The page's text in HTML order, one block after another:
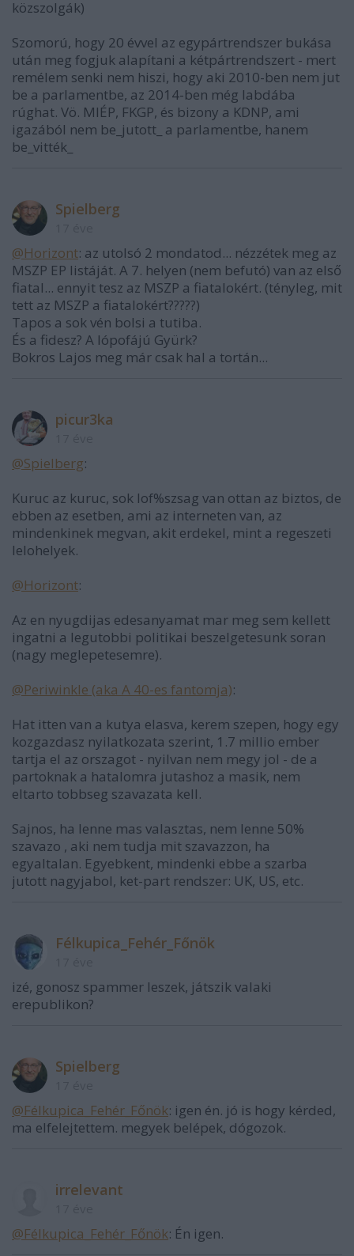
közszolgák)
Szomorú, hogy 20 évvel az egypártrendszer bukása
után meg fogjuk alapítani a kétpártrendszert - mert
remélem senki nem hiszi, hogy aki 2010-ben nem jut
be a parlamentbe, az 2014-ben még labdába
rúghat. Vö. MIÉP, FKGP, és bizony a KDNP, ami
igazából nem be_jutott_ a parlamentbe, hanem
be_vitték_
Spielberg
@Horizont: az utolsó 2 mondatod... nézzétek meg az
MSZP EP listáját. A 7. helyen (nem befutó) van az első
fiatal... ennyit tesz az MSZP a fiatalokért. (tényleg, mit
tett az MSZP a fiatalokért?????)
Tapos a sok vén bolsi a tutiba.
És a fidesz? A lópofájú Gyürk?
Bokros Lajos meg már csak hal a tortán...
picur3ka
@Spielberg:
Kuruc az kuruc, sok lof%szsag van ottan az biztos, de
ebben az esetben, ami az interneten van, az
mindenkinek megvan, akit erdekel, mint a regeszeti
lelohelyek.
@Horizont:
Az en nyugdijas edesanyamat mar meg sem kellett
ingatni a legutobbi politikai beszelgetesunk soran
(nagy meglepetesemre).
@Periwinkle (aka A 40-es fantomja):
Hat itten van a kutya elasva, kerem szepen, hogy egy
kozgazdasz nyilatkozata szerint, 1.7 millio ember
tartja el az orszagot - nyilvan nem megy jol - de a
partoknak a hatalomra jutashoz a masik, nem
eltarto tobbseg szavazata kell.
Sajnos, ha lenne mas valasztas, nem lenne 50%
szavazo , aki nem tudja mit szavazzon, ha
egyaltalan. Egyebkent, mindenki ebbe a szarba
jutott nagyjabol, ket-part rendszer: UK, US, etc.
Félkupica_Fehér_Főnök
izé, gonosz spammer leszek, játszik valaki
erepublikon?
Spielberg
@Félkupica_Fehér_Főnök: igen én. jó is hogy kérded,
ma elfelejtettem. megyek belépek, dógozok.
irrelevant
@Félkupica_Fehér_Főnök: Én igen.